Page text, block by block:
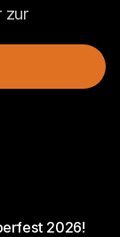
zur
2026!